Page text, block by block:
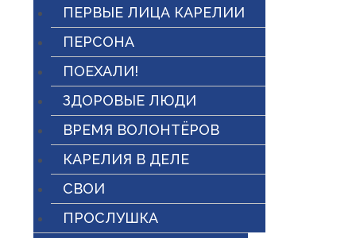
ПЕРВЫЕ ЛИЦА КАРЕЛИИ
ПЕРСОНА
ПОЕХАЛИ!
ЗДОРОВЫЕ ЛЮДИ
ВРЕМЯ ВОЛОНТЁРОВ
КАРЕЛИЯ В ДЕЛЕ
СВОИ
ПРОСЛУШКА